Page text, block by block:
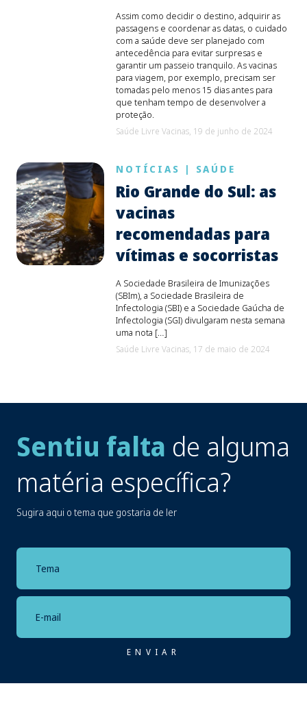
Assim como decidir o destino, adquirir as
passagens e coordenar as datas, o cuidado
com a saúde deve ser planejado com
antecedência para evitar surpresas e
garantir um passeio tranquilo. As vacinas
para viagem, por exemplo, precisam ser
tomadas pelo menos 15 dias antes para
que tenham tempo de desenvolver a
proteção.
Saúde Livre Vacinas, 19 de junho de 2024
NOTÍCIAS | SAÚDE
Rio Grande do Sul: as
vacinas
recomendadas para
vítimas e socorristas
A Sociedade Brasileira de Imunizações
(SBIm), a Sociedade Brasileira de
Infectologia (SBI) e a Sociedade Gaúcha de
Infectologia (SGI) divulgaram nesta semana
uma nota […]
Saúde Livre Vacinas, 17 de maio de 2024
Sentiu falta de alguma
matéria específica?
Sugira aqui o tema que gostaria de ler